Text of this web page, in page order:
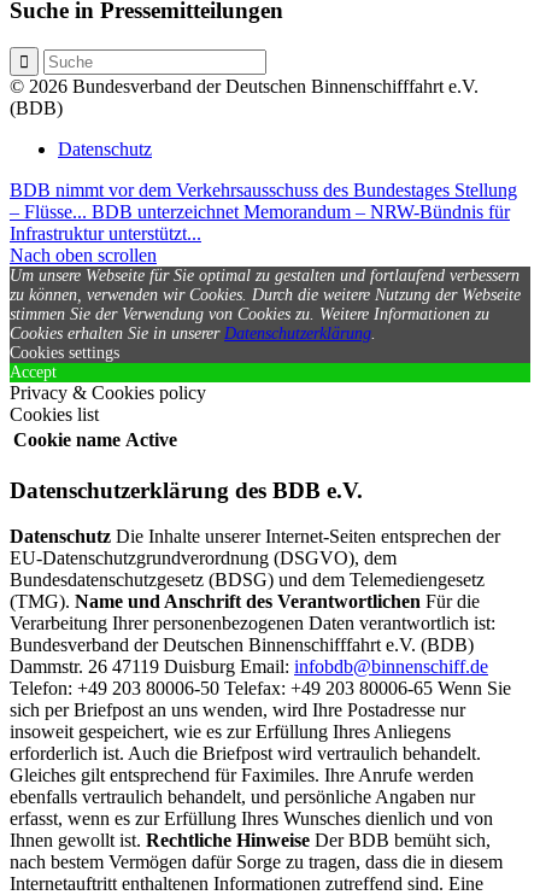
Suche in Pressemitteilungen
© 2026 Bundesverband der Deutschen Binnenschifffahrt e.V.
(BDB)
Datenschutz
BDB nimmt vor dem Verkehrsausschuss des Bundestages Stellung
– Flüsse... BDB unterzeichnet Memorandum – NRW-Bündnis für
Infrastruktur unterstützt...
Nach oben scrollen
Um unsere Webseite für Sie optimal zu gestalten und fortlaufend verbessern
zu können, verwenden wir Cookies. Durch die weitere Nutzung der Webseite
stimmen Sie der Verwendung von Cookies zu. Weitere Informationen zu
Cookies erhalten Sie in unserer Datenschutzerklärung
Cookies settings
Accept
Privacy & Cookies policy
Cookies list
Cookie name Active
Datenschutzerklärung des BDB e.V.
Datenschutz Die Inhalte unserer Internet-Seiten entsprechen der
EU-Datenschutzgrundverordnung (DSGVO), dem
Bundesdatenschutzgesetz (BDSG) und dem Telemediengesetz
(TMG). Name und Anschrift des Verantwortlichen Für die
Verarbeitung Ihrer personenbezogenen Daten verantwortlich ist:
Bundesverband der Deutschen Binnenschifffahrt e.V. (BDB)
Dammstr. 26 47119 Duisburg Email: infobdb@binnenschiff.de
Telefon: +49 203 80006-50 Telefax: +49 203 80006-65 Wenn Sie
sich per Briefpost an uns wenden, wird Ihre Postadresse nur
insoweit gespeichert, wie es zur Erfüllung Ihres Anliegens
erforderlich ist. Auch die Briefpost wird vertraulich behandelt.
Gleiches gilt entsprechend für Faximiles. Ihre Anrufe werden
ebenfalls vertraulich behandelt, und persönliche Angaben nur
erfasst, wenn es zur Erfüllung Ihres Wunsches dienlich und von
Ihnen gewollt ist. Rechtliche Hinweise Der BDB bemüht sich,
nach bestem Vermögen dafür Sorge zu tragen, dass die in diesem
Internetauftritt enthaltenen Informationen zutreffend sind. Eine